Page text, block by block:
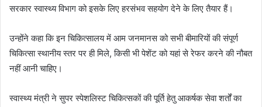
सरकार स्वास्थ्य विभाग को इसके लिए हरसंभव सहयोग देने के लिए तैयार हैं।
उन्होंने कहा कि इन चिकित्सालय में आम जनमानस को सभी बीमारियों की संपूर्ण
चिकित्सा स्थानीय स्तर पर ही मिले, किसी भी पेशेंट को यहां से रेफर करने की नौबत
नहीं आनी चाहिए।
स्वास्थ्य मंत्री ने सुपर स्पेशलिस्ट चिकित्सकों की पूर्ति हेतु आकर्षक सेवा शर्तों का